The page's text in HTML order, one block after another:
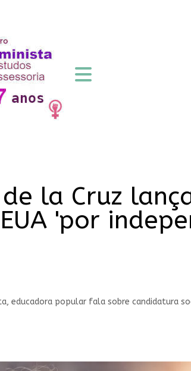
la Cruz
'por
educadora popular fala sobre candidatura